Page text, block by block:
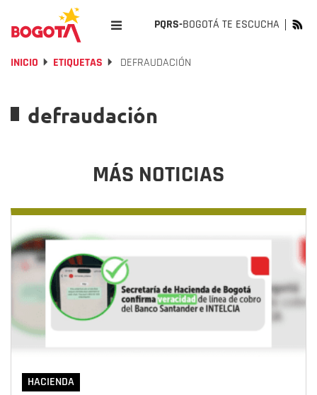
PQRS-BOGOTÁ TE ESCUCHA
INICIO ETIQUETAS DEFRAUDACIÓN
defraudación
MÁS NOTICIAS
HACIENDA